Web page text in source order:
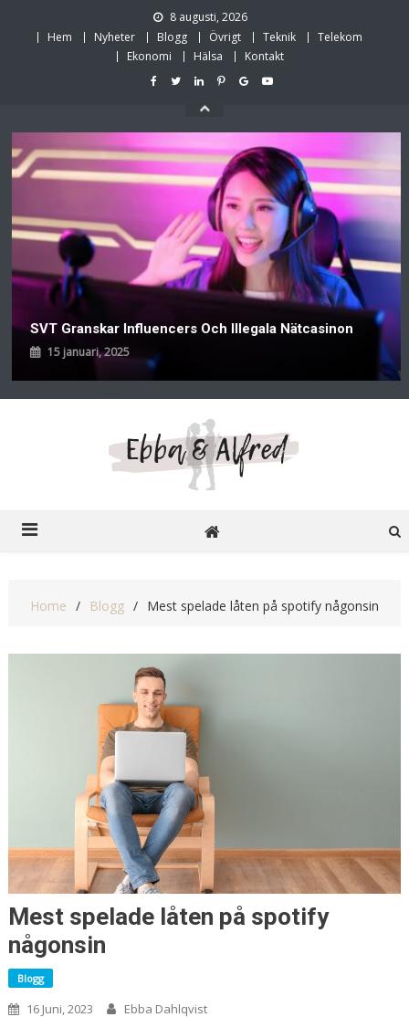
8 augusti, 2026
Hem
Nyheter Blogg Övrigt Teknik
Telekom
Ekonomi
Hälsa Kontakt
SVT Granskar Influencers Och Illegala Nätcasinon
15 januari, 2025
Home Blogg Mest spelade låten på spotify någonsin
Mest spelade låten på spotify
någonsin
Blogg
16 Juni, 2023 Ebba Dahlqvist